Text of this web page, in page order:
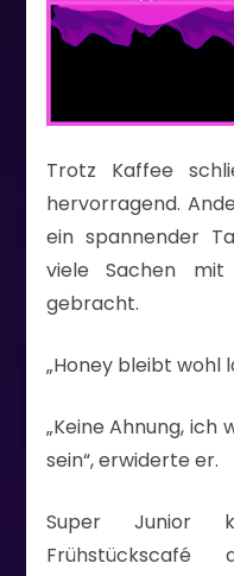
Trotz Kaffee
hervorragend.
ein spannender
viele Sachen
gebracht.
„Honey bleibt wohl
„Keine Ahnung,
sein“, erwiderte er.
Super Junior